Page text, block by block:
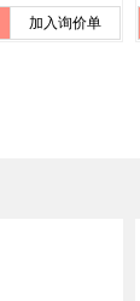
加入询价单